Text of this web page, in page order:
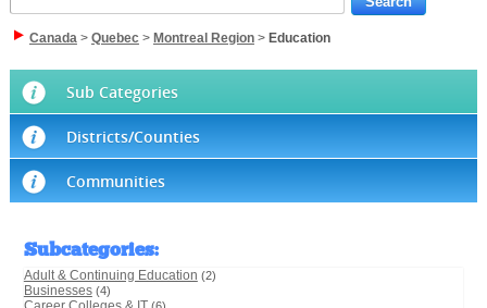
Canada> Quebec> Montreal Region> Education
Sub Categories
Districts/Counties
Communities
Subcategories:
Adult & Continuing Education (2)
Businesses (4)